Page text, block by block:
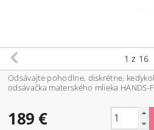
1 z 16
Odsávajte pohodlne, diskrétne,
odsávačka materského mlieka HANDS-
189 €